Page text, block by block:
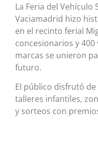
La Feria del Vehículo
Vaciamadrid hizo
en el recinto ferial
concesionarios y
marcas se unieron
futuro.
El público disfrutó
talleres infantiles,
y sorteos con